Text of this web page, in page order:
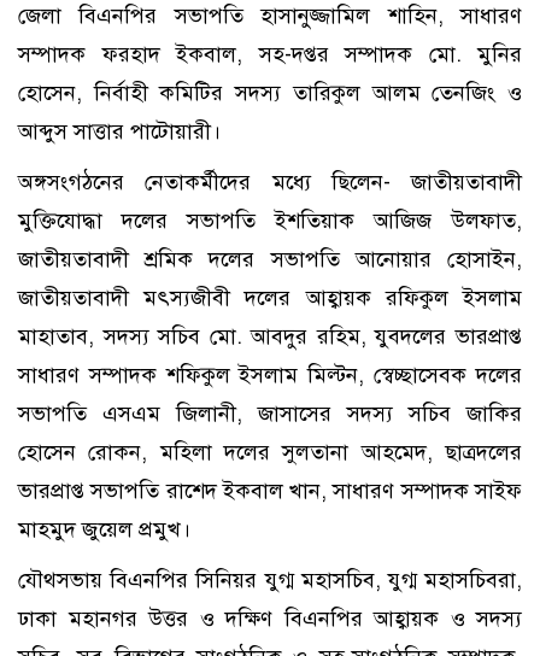
জেলা বিএনপির সভাপতি হাসানুজ্জামিল শাহিন, সাধারণ
সম্পাদক ফরহাদ ইকবাল, সহ-দপ্তর সম্পাদক মো. মুনির
হোসেন, নির্বাহী কমিটির সদস্য তারিকুল আলম তেনজিং ও
আব্দুস সাত্তার পাটোয়ারী।
অঙ্গসংগঠনের নেতাকর্মীদের মধ্যে ছিলেন- জাতীয়তাবাদী
মুক্তিযোদ্ধা দলের সভাপতি ইশতিয়াক আজিজ উলফাত,
জাতীয়তাবাদী শ্রমিক দলের সভাপতি আনোয়ার হোসাইন,
জাতীয়তাবাদী মৎস্যজীবী দলের আহ্বায়ক রফিকুল ইসলাম
মাহাতাব, সদস্য সচিব মো. আবদুর রহিম, যুবদলের ভারপ্রাপ্ত
সাধারণ সম্পাদক শফিকুল ইসলাম মিল্টন, স্বেচ্ছাসেবক দলের
সভাপতি এসএম জিলানী, জাসাসের সদস্য সচিব জাকির
হোসেন রোকন, মহিলা দলের সুলতানা আহমেদ, ছাত্রদলের
ভারপ্রাপ্ত সভাপতি রাশেদ ইকবাল খান, সাধারণ সম্পাদক সাইফ
মাহমুদ জুয়েল প্রমুখ।
যৌথসভায় বিএনপির সিনিয়র যুগ্ম মহাসচিব, যুগ্ম মহাসচিবরা,
ঢাকা মহানগর উত্তর ও দক্ষিণ বিএনপির আহ্বায়ক ও সদস্য